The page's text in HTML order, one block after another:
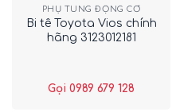
PHỤ TÙNG ĐỘNG CƠ
Bi tê Toyota Vios chính
hãng 3123012181
Gọi 0989 679 128